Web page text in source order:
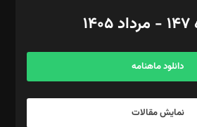
دانلود ماهنامه
نمایش مقالات